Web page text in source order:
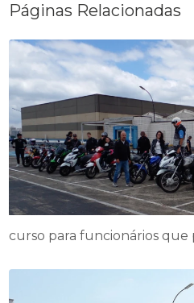
Páginas Relacionadas
curso para funcionários